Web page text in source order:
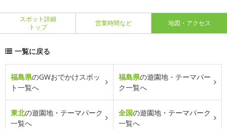
スポット詳細
トップ
営業時間など 地図・アクセス
一覧に戻る
福島県のGWおでかけスポッ
ト一覧へ
福島県の遊園地・テーマパー
ク一覧へ
東北の遊園地・テーマパーク
一覧へ
全国の遊園地・テーマパーク
一覧へ